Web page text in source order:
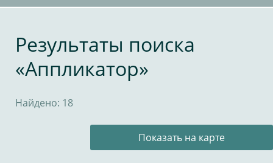
Результаты поиска
«Аппликатор»
Найдено: 18
Показать на карте